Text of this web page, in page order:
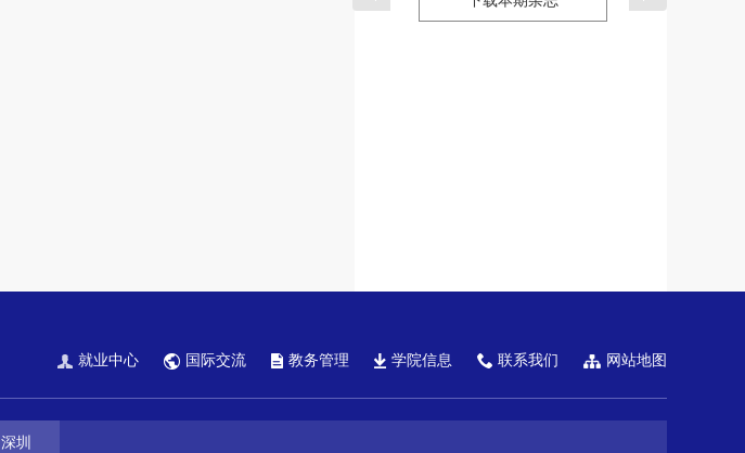
就业中心 国际交流 教务管理 学院信息 联系我们 网站地图
深圳